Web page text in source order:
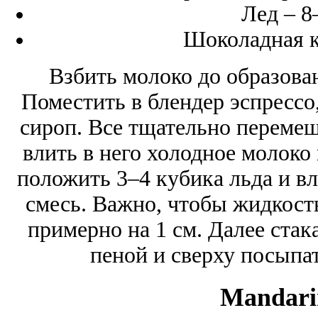
Лед –
Шоколадная
Взбить молоко до
Поместить в блендер
сироп. Все тщательно
влить в него холодное
положить 3–4 кубика льда и
смесь. Важно, чтобы
примерно на 1 см. Далее
пеной и сверху